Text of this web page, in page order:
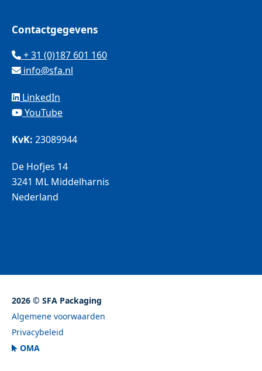
Contactgegevens
+ 31 (0)187 601 160
info@sfa.nl
LinkedIn
YouTube
KvK: 23089944
De Hofjes 14
3241 ML Middelharnis
Nederland
2026 © SFA Packaging
Algemene voorwaarden
Privacybeleid
OMA